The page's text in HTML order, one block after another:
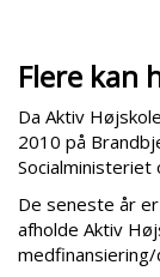
Flere kan
Da Aktiv
2010 på
De seneste år
afholde Aktiv